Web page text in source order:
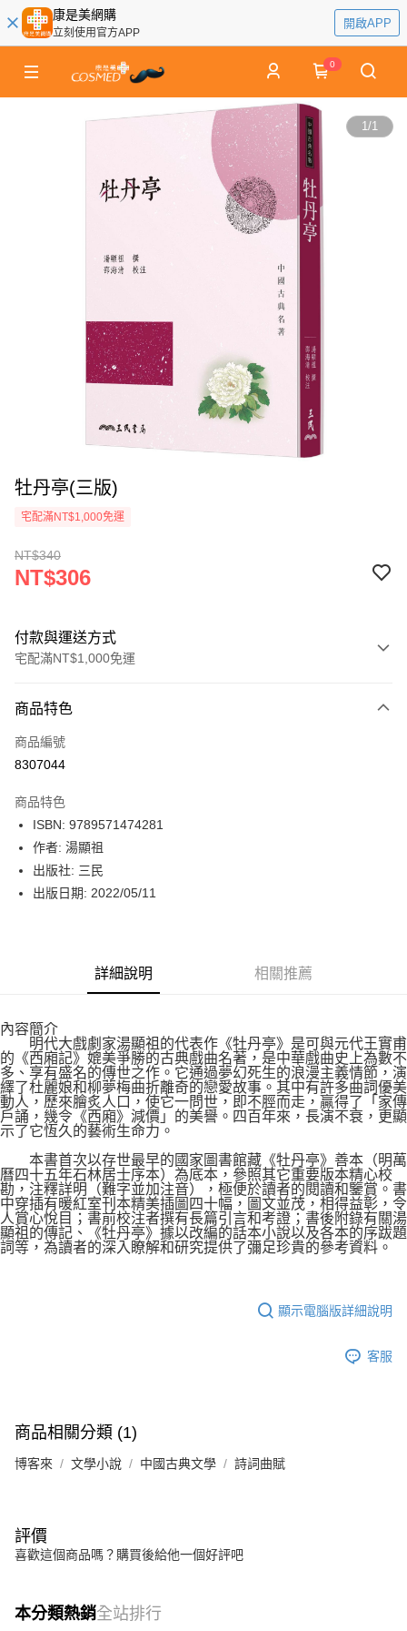
康是美網購
立刻使用官方APP
開啟APP
0
1/1
牡丹亭(三版)
宅配滿NT$1,000免運
NT$340
NT$306
付款與運送方式
宅配滿NT$1,000免運
icash Pay
信用卡一次付款
LINE Pay
Apple Pay
街口支付
博客來商品配送方式
每筆NT$80，滿NT$1,000(含以上)免運費
商品特色
商品編號
8307044
商品特色
ISBN: 9789571474281
作者: 湯顯祖
出版社: 三民
出版日期: 2022/05/11
詳細說明 相關推薦
內容簡介
明代大戲劇家湯顯祖的代表作《牡丹亭》是可與元代王實甫
的《西廂記》媲美爭勝的古典戲曲名著，是中華戲曲史上為數不
多、享有盛名的傳世之作。它通過夢幻死生的浪漫主義情節，演
繹了杜麗娘和柳夢梅曲折離奇的戀愛故事。其中有許多曲詞優美
動人，歷來膾炙人口，使它一問世，即不脛而走，贏得了「家傳
戶誦，幾令《西廂》減價」的美譽。四百年來，長演不衰，更顯
示了它恆久的藝術生命力。
本書首次以存世最早的國家圖書館藏《牡丹亭》善本（明萬
曆四十五年石林居士序本）為底本，參照其它重要版本精心校
勘，注釋詳明（難字並加注音），極便於讀者的閱讀和鑒賞。書
中穿插有暖紅室刊本精美插圖四十幅，圖文並茂，相得益彰，令
人賞心悅目；書前校注者撰有長篇引言和考證；書後附錄有關湯
顯祖的傳記、《牡丹亭》據以改編的話本小說以及各本的序跋題
詞等，為讀者的深入瞭解和研究提供了彌足珍貴的參考資料。
顯示電腦版詳細說明
客服
商品相關分類 (1)
博客來 文學小說 中國古典文學 詩詞曲賦
評價
喜歡這個商品嗎？購買後給他一個好評吧
本分類熱銷全站排行